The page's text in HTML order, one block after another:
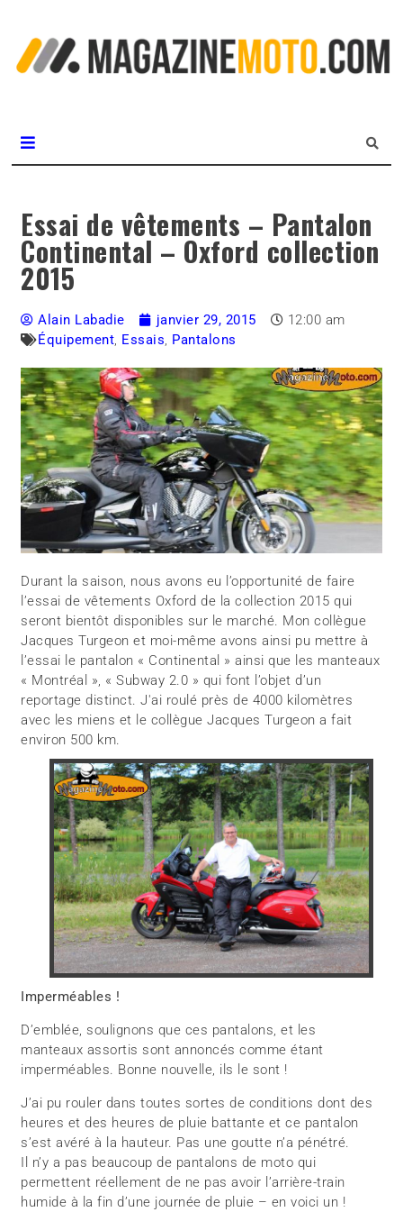
Essai de vêtements – Pantalon
Continental – Oxford collection
2015
Alain Labadie janvier 29, 2015
12:00 am
Équipement, Essais, Pantalons
Durant la saison, nous avons eu l’opportunité de faire
l’essai de vêtements Oxford de la collection 2015 qui
seront bientôt disponibles sur le marché. Mon collègue
Jacques Turgeon et moi-même avons ainsi pu mettre à
l’essai le pantalon « Continental » ainsi que les manteaux
« Montréal », « Subway 2.0 » qui font l’objet d’un
reportage distinct. J'ai roulé près de 4000 kilomètres
avec les miens et le collègue Jacques Turgeon a fait
environ 500 km.
Imperméables !
D’emblée, soulignons que ces pantalons, et les
manteaux assortis sont annoncés comme étant
imperméables. Bonne nouvelle, ils le sont !
J’ai pu rouler dans toutes sortes de conditions dont des
heures et des heures de pluie battante et ce pantalon
s’est avéré à la hauteur. Pas une goutte n’a pénétré.
Il n’y a pas beaucoup de pantalons de moto qui
permettent réellement de ne pas avoir l’arrière-train
humide à la fin d’une journée de pluie – en voici un !